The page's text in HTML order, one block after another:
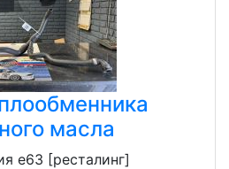
масла
e63 [ресталинг]